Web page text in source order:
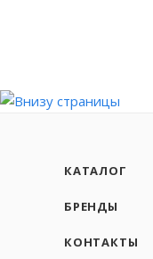
КАТАЛОГ
БРЕНДЫ
КОНТАКТЫ